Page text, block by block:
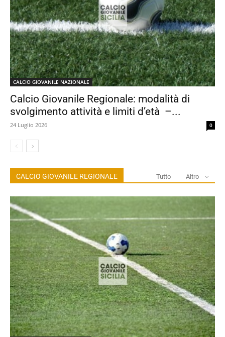
CALCIO GIOVANILE NAZIONALE
Calcio Giovanile Regionale: modalità di
svolgimento attività e limiti d’età –...
24 Luglio 2026 0
CALCIO GIOVANILE REGIONALE Tutto Altro